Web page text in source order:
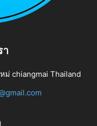
า
ม่ chiangmai Thailand